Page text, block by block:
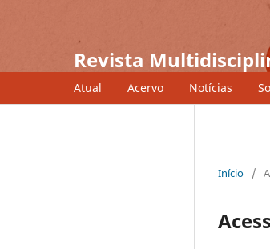
Revista
Atual Acervo Notícias
Início /